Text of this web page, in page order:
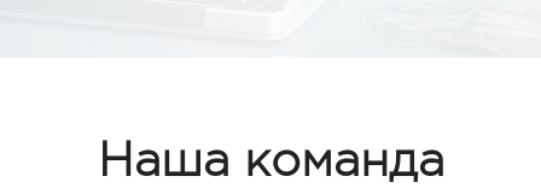
Наша команда